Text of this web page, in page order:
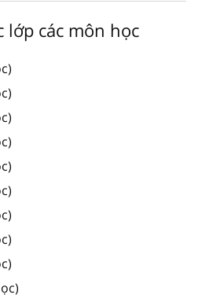
lớp các môn học